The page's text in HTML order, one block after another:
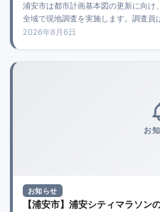
浦安市は都市計画基本図の更新に向
全域で現地調査を実施します。調査員
ら建物や道路を確認。敷地内には立ち
2026年8月6日
お
お知らせ
【浦安市】浦安シティマラソン